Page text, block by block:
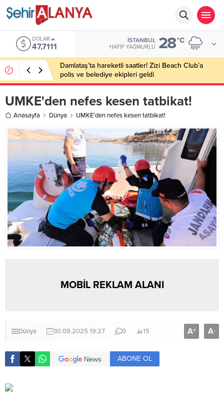
DOLAR
47,7111
İSTANBUL
HAFIF YAĞMURLU 28°C
Damlataş’ta hareketli saatler! Zizi Beach Club’a
polis ve belediye ekipleri geldi
UMKE'den nefes kesen tatbikat!
Anasayfa Dünya UMKE'den nefes kesen tatbikat!
MOBİL REKLAM ALANI
Dünya 30.09.2025 19:27 0 15 A+ A-
ABONE OL